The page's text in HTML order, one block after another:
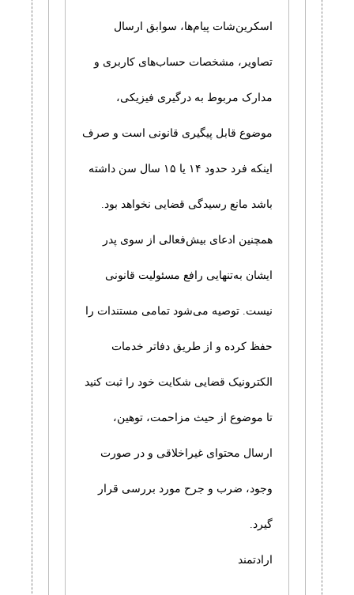
اسکرین‌شات پیام‌ها، سوابق ارسال
تصاویر، مشخصات حساب‌های کاربری و
مدارک مربوط به درگیری فیزیکی،
موضوع قابل پیگیری قانونی است و صرف
اینکه فرد حدود ۱۴ یا ۱۵ سال سن داشته
باشد مانع رسیدگی قضایی نخواهد بود.
همچنین ادعای بیش‌فعالی از سوی پدر
ایشان به‌تنهایی رافع مسئولیت قانونی
نیست. توصیه می‌شود تمامی مستندات را
حفظ کرده و از طریق دفاتر خدمات
الکترونیک قضایی شکایت خود را ثبت کنید
تا موضوع از حیث مزاحمت، توهین،
ارسال محتوای غیراخلاقی و در صورت
وجود، ضرب و جرح مورد بررسی قرار
گیرد.
ارادتمند